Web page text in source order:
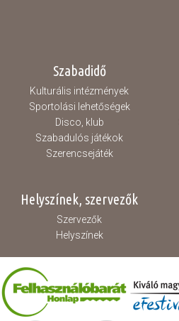
Szabadidő
Kulturális intézmények
Sportolási lehetőségek
Disco, klub
Szabadulós játékok
Szerencsejáték
Helyszínek, szervezők
Szervezők
Helyszínek